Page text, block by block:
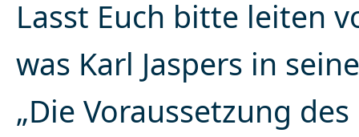
Lasst Euch bitte leiten
was Karl Jaspers in
„Die Voraussetzung des